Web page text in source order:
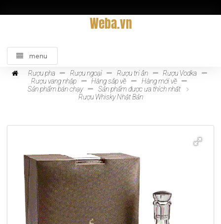
Weba.vn
menu
Rượu pha Rượu ngoại Rượu tri ân
Rượu Vodka
Rượu vang nhập
Hàng sắp về
Hàng mới về
Sản phẩm bán chạy
Sản phẩm được ưa thích nhất
Rượu Whisky Nhật Bản